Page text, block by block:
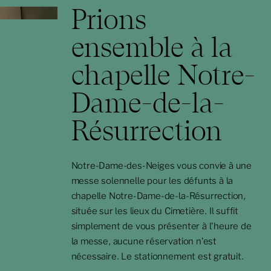
Prions
ensemble à la
chapelle Notre-
Dame-de-la-
Résurrection
Notre-Dame-des-Neiges vous convie à une
messe solennelle pour les défunts à la
chapelle Notre-Dame-de-la-Résurrection,
située sur les lieux du Cimetière. Il suffit
simplement de vous présenter à l'heure de
la messe, aucune réservation n'est
nécessaire. Le stationnement est gratuit.